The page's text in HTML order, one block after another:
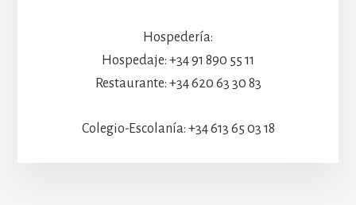
Hospedería:
Hospedaje: +34 91 890 55 11
Restaurante: +34 620 63 30 83
Colegio-Escolanía: +34 613 65 03 18